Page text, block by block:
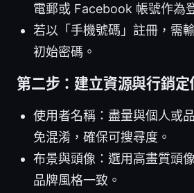
電郵或 Facebook 帳號作為
若以「手機號碼」註冊，需
初始密碼。
第二步：建立資源與行銷定
使用者名稱：盡量與個人或
免混淆，確保可搜尋度。
布景與頭像：選用高畫質頭
品牌風格一致。